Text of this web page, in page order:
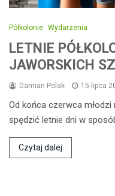
Półkolonie Wydarzenia
LETNIE
JAWORSKICH
Damian Polak 15 lipca
Od końca czerwca
spędzić letnie dni w
Czytaj dalej